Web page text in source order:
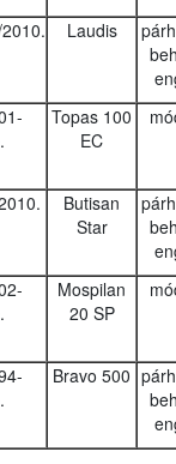
Laudis
Topas 100
EC
Butisan
Star
Mospilan
20 SP
Bravo 500